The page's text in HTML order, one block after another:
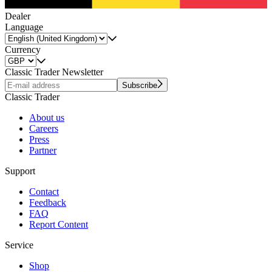
Dealer
Language
Currency
Classic Trader Newsletter
Subscribe
Classic Trader
About us
Careers
Press
Partner
Support
Contact
Feedback
FAQ
Report Content
Service
Shop